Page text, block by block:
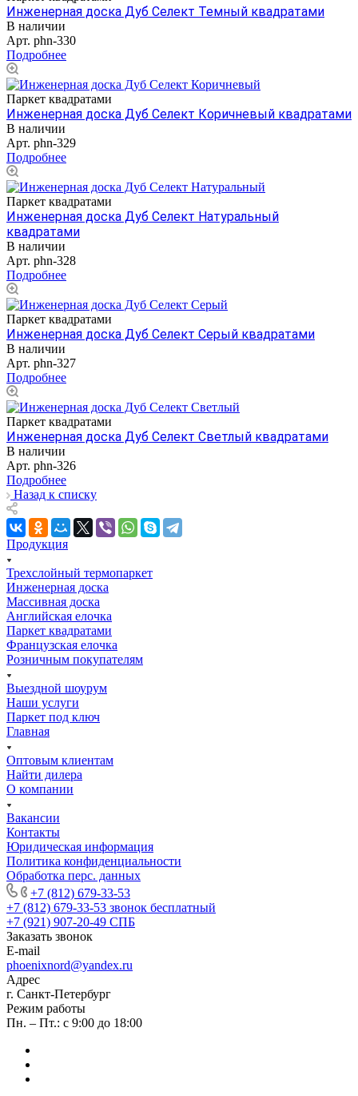
Инженерная доска Дуб Селект Темный квадратами
В наличии
Арт. phn-330
Подробнее
Паркет квадратами
Инженерная доска Дуб Селект Коричневый квадратами
В наличии
Арт. phn-329
Подробнее
Паркет квадратами
Инженерная доска Дуб Селект Натуральный
квадратами
В наличии
Арт. phn-328
Подробнее
Паркет квадратами
Инженерная доска Дуб Селект Серый квадратами
В наличии
Арт. phn-327
Подробнее
Паркет квадратами
Инженерная доска Дуб Селект Светлый квадратами
В наличии
Арт. phn-326
Подробнее
Назад к списку
Продукция
Трехслойный термопаркет
Инженерная доска
Массивная доска
Английская елочка
Паркет квадратами
Французская елочка
Розничным покупателям
Выездной шоурум
Наши услуги
Паркет под ключ
Главная
Оптовым клиентам
Найти дилера
О компании
Вакансии
Контакты
Юридическая информация
Политика конфиденциальности
Обработка перс. данных
+7 (812) 679-33-53
+7 (812) 679-33-53 звонок бесплатный
+7 (921) 907-20-49 СПБ
Заказать звонок
E-mail
phoenixnord@yandex.ru
Адрес
г. Санкт-Петербург
Режим работы
Пн. – Пт.: с 9:00 до 18:00